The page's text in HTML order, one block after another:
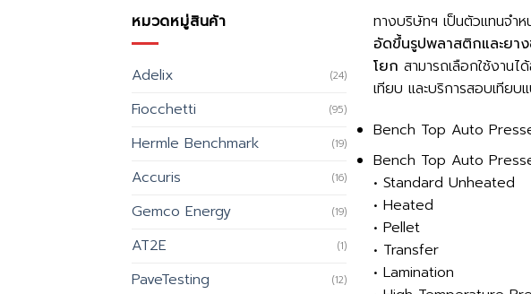
หมวดหมู่สินค้า
Adelix (24)
Fiocchetti (95)
Hermle Benchmark (19)
Accuris (16)
Gemco Energy (19)
AT2E (1)
PaveTesting (12)
ทางบริษัทฯ เป็นตัวแทนจำ
อัดขึ้นรูปพลาสติกและยา
โยก สามารถเลือกใช้งาน
เทียบ และบริการสอบเทีย
Bench Top Auto
Bench Top Auto
• Standard Unheated
• Heated
• Pellet
• Transfer
• Lamination